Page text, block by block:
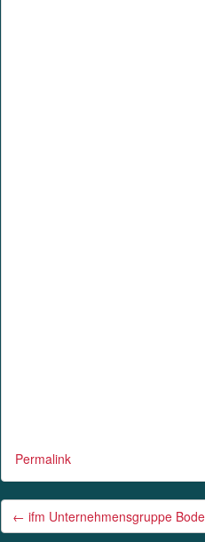
Permalink
Post
← ifm Unternehmensgruppe